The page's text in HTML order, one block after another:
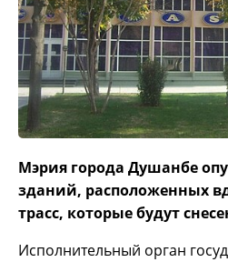
Мэрия города Душанбе
зданий, расположенных
трасс, которые будут
Исполнительный орган